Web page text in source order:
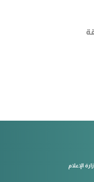
الإعلام